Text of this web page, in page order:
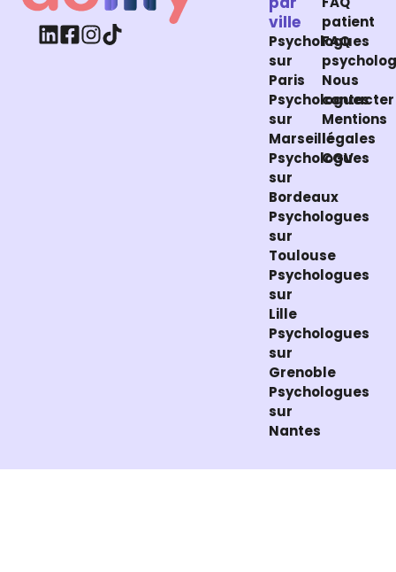
ville
Psychologues
sur
Paris
Psychologues
sur
Marseille
Psychologues
sur
Bordeaux
Psychologues
sur
Toulouse
Psychologues
sur
Lille
Psychologues
sur
Grenoble
Psychologues
sur
Nantes
patient
FAQ
Nous
contacter
Mentions
légales
CGV